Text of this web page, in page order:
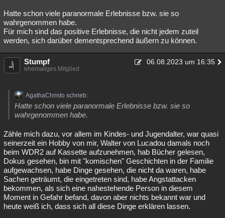
Hatte schon viele paranormale Erlebnisse bzw. sie so
wahrgenommen habe.
Für mich sind das positive Erlebnisse, die nicht jedem zuteil
werden, sich darüber dementsprechend äußern zu können.
Stumpf 06.08.2023 um 16:35
ehemaliges Mitglied
AgathaChristo schrieb:
Hatte schon viele paranormale Erlebnisse bzw. sie so
wahrgenommen habe.
Zähle mich dazu, vor allem im Kindes- und Jugendalter, war quasi
seinerzeit ein Hobby von mir, Walter von Lucadou damals noch
beim WDR2 auf Kassette aufzunehmen, hab Bücher gelesen,
Dokus gesehen, bin mit "komischen" Geschichten in der Familie
aufgewachsen, habe Dinge gesehen, die nicht da waren, habe
Sachen geträumt, die eingetreten sind, habe Angstattacken
bekommen, als sich eine nahestehende Person in diesem
Moment in Gefahr befand, davon aber nichts bekannt war und
heute weiß ich, dass sich all diese Dinge erklären lassen.